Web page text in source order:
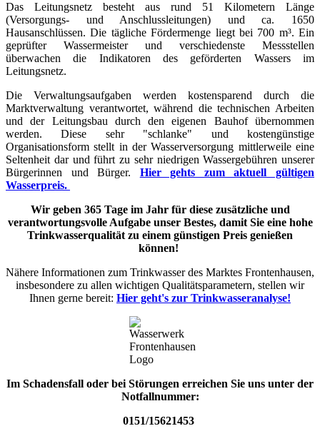
Das Leitungsnetz besteht aus rund 51 Kilometern Länge
(Versorgungs- und Anschlussleitungen) und ca. 1650
Hausanschlüssen. Die tägliche Fördermenge liegt bei 700 m³. Ein
geprüfter Wassermeister und verschiedenste Messstellen
überwachen die Indikatoren des geförderten Wassers im
Leitungsnetz.
Die Verwaltungsaufgaben werden kostensparend durch die
Marktverwaltung verantwortet, während die technischen Arbeiten
und der Leitungsbau durch den eigenen Bauhof übernommen
werden. Diese sehr "schlanke" und kostengünstige
Organisationsform stellt in der Wasserversorgung mittlerweile eine
Seltenheit dar und führt zu sehr niedrigen Wassergebühren unserer
Bürgerinnen und Bürger. Hier gehts zum aktuell gültigen
Wasserpreis.
Wir geben 365 Tage im Jahr für diese zusätzliche und
verantwortungsvolle Aufgabe unser Bestes, damit Sie eine hohe
Trinkwasserqualität zu einem günstigen Preis genießen
können!
Nähere Informationen zum Trinkwasser des Marktes Frontenhausen,
insbesondere zu allen wichtigen Qualitätsparametern, stellen wir
Ihnen gerne bereit: Hier geht's zur Trinkwasseranalyse!
Im Schadensfall oder bei Störungen erreichen Sie uns unter der
Notfallnummer:
0151/15621453